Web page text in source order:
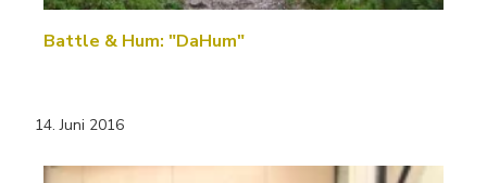
Battle & Hum: "DaHum"
14. Juni 2016